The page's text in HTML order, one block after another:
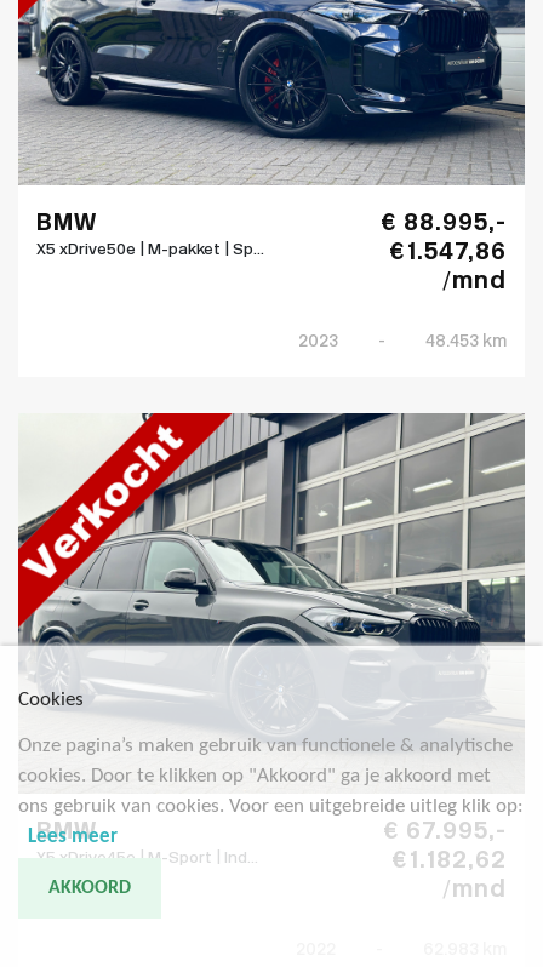
BMW
X5 xDrive50e | M-pakket | Sp...
€ 88.995,-
€ 1.547,86
/mnd
2023 - 48.453 km
BMW
X5 xDrive45e | M-Sport | Ind...
€ 67.995,-
€ 1.182,62
/mnd
Cookies
Onze pagina’s maken gebruik van functionele & analytische
cookies. Door te klikken op "Akkoord" ga je akkoord met
ons gebruik van cookies. Voor een uitgebreide uitleg klik op:
Lees meer
AKKOORD